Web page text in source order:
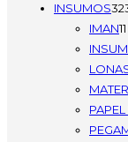
INSUMOS32
IMAN1